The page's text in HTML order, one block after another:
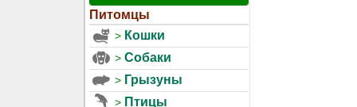
Питомцы
Кошки
Собаки
Грызуны
Птицы